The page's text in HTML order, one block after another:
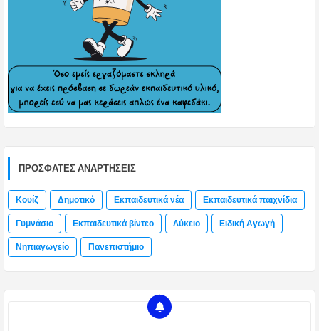
ΠΡΌΣΦΑΤΕΣ ΑΝΑΡΤΉΣΕΙΣ
Κουίζ Δημοτικό Εκπαιδευτικά νέα Εκπαιδευτικά παιχνίδια
Γυμνάσιο Εκπαιδευτικά βίντεο Λύκειο Ειδική Αγωγή
Νηπιαγωγείο Πανεπιστήμιο